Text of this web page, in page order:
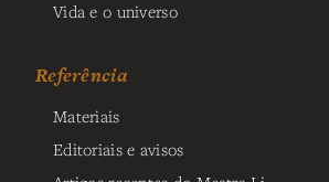
Vida e o universo
Referência
Materiais
Editoriais e avisos